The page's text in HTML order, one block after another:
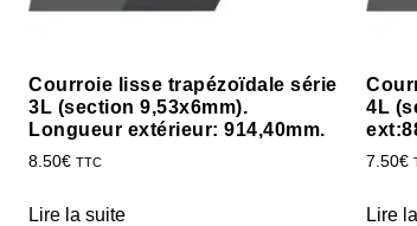
Courroie lisse trapézoïdale série
3L (section 9,53x6mm).
Longueur extérieur: 914,40mm.
8.50€ TTC
Lire la suite
4L
7.50€
Lire